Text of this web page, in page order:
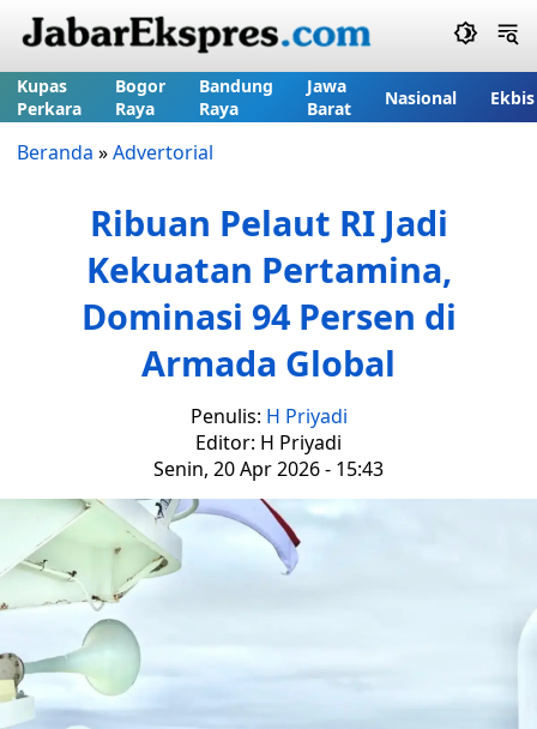
Kupas
Perkara
Bogor
Raya
Bandung
Raya
Jawa
Barat
Nasional Ekbis
Beranda »Advertorial
Ribuan Pelaut RI Jadi
Kekuatan Pertamina,
Dominasi 94 Persen di
Armada Global
Penulis: H Priyadi
Editor: H Priyadi
Senin, 20 Apr 2026 - 15:43